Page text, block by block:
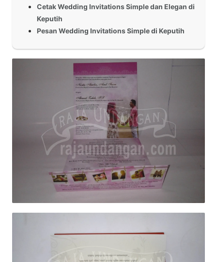
Cetak Wedding Invitations Simple dan Elegan di
Keputih
Pesan Wedding Invitations Simple di Keputih